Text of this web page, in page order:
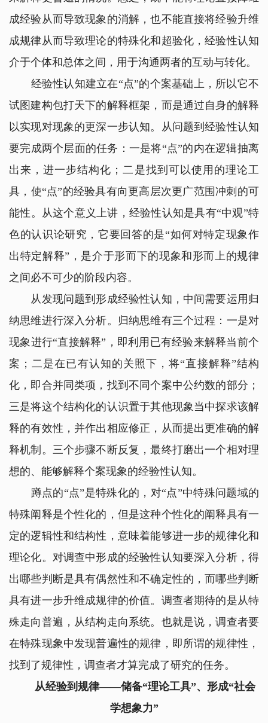
成经验从而导致现象的消解，也不能直接将经验升维
成规律从而导致理论的特殊化和超验化，经验性认知
介于个体和总体之间，用于沟通两者的互动与转化。
经验性认知建立在“点”的个案基础上，所以它不
试图建构包打天下的解释框架，而是通过自身的解释
以实现对现象的更深一步认知。从问题到经验性认知
要完成两个层面的任务：一是将“点”的内在逻辑抽离
出来，进一步结构化；二是找到可以使用的理论工
具，使“点”的经验具有向更高层次更广范围冲刺的可
能性。从这个意义上讲，经验性认知是具有“中观”特
色的认识论研究，它要回答的是“如何对特定现象作
出特定解释”，是介于形而下的现象和形而上的规律
之间必不可少的阶段内容。
从发现问题到形成经验性认知，中间需要运用归
纳思维进行深入分析。归纳思维有三个过程：一是对
现象进行“直接解释”，即利用已有经验来解释当前个
案；二是在已有认知的关照下，将“直接解释”结构
化，即合并同类项，找到不同个案中公约数的部分；
三是将这个结构化的认识置于其他现象当中探求该解
释的有效性，并作出相应修正，从而提出更准确的解
释机制。三个步骤不断反复，最终打磨出一个相对理
想的、能够解释个案现象的经验性认知。
蹲点的“点”是特殊化的，对“点”中特殊问题域的
特殊阐释是个性化的，但是这种个性化的阐释具有一
定的逻辑性和结构性，意味着能够进一步的规律化和
理论化。对调查中形成的经验性认知要深入分析，得
出哪些判断是具有偶然性和不确定性的，而哪些判断
具有进一步升维成规律的价值。调查者期待的是从特
殊走向普遍，从结构走向系统。也就是说，调查者要
在特殊现象中发现普遍性的规律，即所谓的规律性，
找到了规律性，调查者才算完成了研究的任务。
从经验到规律——储备“理论工具”、形成“社会
学想象力”